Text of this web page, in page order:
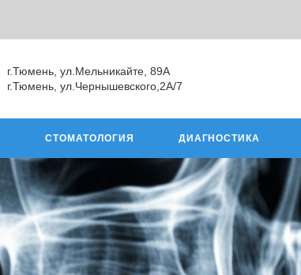
г.Тюмень, ул.Мельникайте, 89А
г.Тюмень, ул.Чернышевского,2А/7
СТОМАТОЛОГИЯ ДИАГНОСТИКА